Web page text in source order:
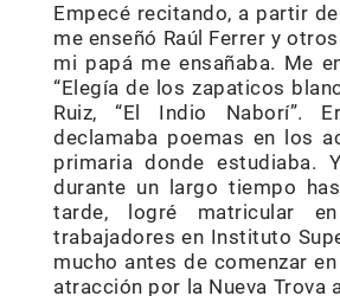
Empecé recitando, a partir
me enseñó Raúl Ferrer y
mi papá me ensañaba. Me
“Elegía de los zapaticos
Ruiz, “El Indio Naborí”.
declamaba poemas en los
primaria donde estudiaba.
durante un largo tiempo
tarde, logré matricular
trabajadores en Instituto
mucho antes de comenzar
atracción por la Nueva Trova